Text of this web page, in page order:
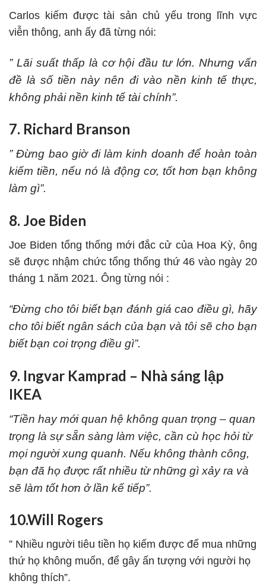
Carlos kiếm được tài sản chủ yếu trong lĩnh vực
viễn thông, anh ấy đã từng nói:
” Lãi suất thấp là cơ hội đầu tư lớn. Nhưng vấn
đề là số tiền này nên đi vào nền kinh tế thực,
không phải nền kinh tế tài chính”.
7. Richard Branson
” Đừng bao giờ đi làm kinh doanh để hoàn toàn
kiếm tiền, nếu nó là động cơ, tốt hơn bạn không
làm gì”.
8. Joe Biden
Joe Biden tổng thống mới đắc cử của Hoa Kỳ, ông
sẽ được nhậm chức tổng thống thứ 46 vào ngày 20
tháng 1 năm 2021. Ông từng nói :
“Đừng cho tôi biết bạn đánh giá cao điều gì, hãy
cho tôi biết ngân sách của bạn và tôi sẽ cho bạn
biết bạn coi trọng điều gì”.
9. Ingvar Kamprad – Nhà sáng lập
IKEA
“Tiền hay mới quan hệ không quan trọng – quan
trọng là sự sẵn sàng làm việc, cần cù học hỏi từ
mọi người xung quanh. Nếu không thành công,
bạn đã họ được rất nhiều từ những gì xảy ra và
sẽ làm tốt hơn ở lần kế tiếp”.
10.Will Rogers
” Nhiều người tiêu tiền họ kiếm được để mua những
thứ họ không muốn, để gây ấn tượng với người họ
không thích”.